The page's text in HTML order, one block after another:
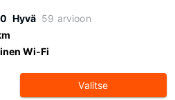
Hyvä 59 arvioon
Wi-Fi
Valitse